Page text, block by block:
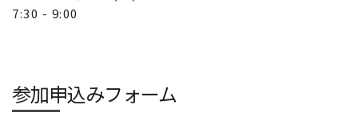
7:30 - 9:00
参加申込みフォーム